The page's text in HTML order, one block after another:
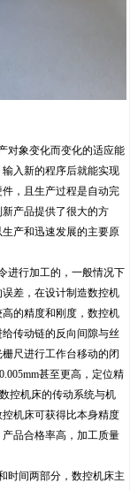
对象变化而变化的适应能
入新的程序后就能实现
，且生产过程是自动完
产品提供了很大的方
产和迅速发展的主要原
进行加工的，一般情况下
差，在设计制造数控机
的精度和刚度，数控机
传动链的反向间隙与丝
尺进行工作台移动的闭
甚至更高，定位精
控机床的传动系统与机
机床可获得比本身精度
品合格率高，加工质量
时间两部分，数控机床主